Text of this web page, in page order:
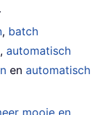
, batch
,automatisch
enautomatisch
mooie en